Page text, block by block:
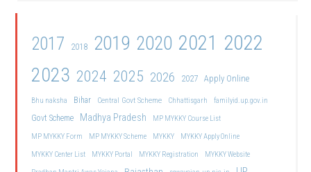
2017 2018 2019 2020 2021 2022
2023 2024 2025 2026 2027 Apply Online
Bhu naksha Bihar Central Govt Scheme Chhattisgarh familyid.up.gov.in
Govt Scheme Madhya Pradesh
MP MYKKY Course List
MP MYKKY Form
MP MYKKY Scheme MYKKY
MYKKY Apply Online
MYKKY Center List
MYKKY Portal MYKKY Registration
MYKKY Website